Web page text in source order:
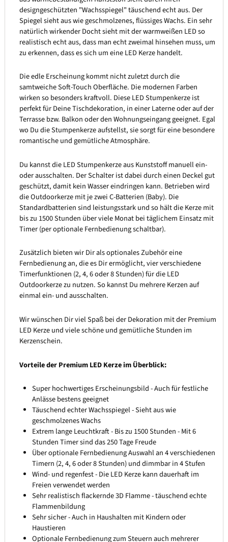
designgeschützten "Wachsspiegel" täuschend echt aus. Der
Spiegel sieht aus wie geschmolzenes, flüssiges Wachs. Ein sehr
natürlich wirkender Docht sieht mit der warmweißen LED so
realistisch echt aus, dass man echt zweimal hinsehen muss, um
zu erkennen, dass es sich um eine LED Kerze handelt.
Die edle Erscheinung kommt nicht zuletzt durch die
samtweiche Soft-Touch Oberfläche. Die modernen Farben
wirken so besonders kraftvoll. Diese LED Stumpenkerze ist
perfekt für Deine Tischdekoration, in einer Laterne oder auf der
Terrasse bzw. Balkon oder den Wohnungseingang geeignet. Egal
wo Du die Stumpenkerze aufstellst, sie sorgt für eine besondere
romantische und gemütliche Atmosphäre.
Du kannst die LED Stumpenkerze aus Kunststoff manuell ein-
oder ausschalten. Der Schalter ist dabei durch einen Deckel gut
geschützt, damit kein Wasser eindringen kann. Betrieben wird
die Outdoorkerze mit je zwei C-Batterien (Baby). Die
Standardbatterien sind leistungsstark und so hält die Kerze mit
bis zu 1500 Stunden über viele Monat bei täglichem Einsatz mit
Timer (per optionale Fernbedienung schaltbar).
Zusätzlich bieten wir Dir als optionales Zubehör eine
Fernbedienung an, die es Dir ermöglicht, vier verschiedene
Timerfunktionen (2, 4, 6 oder 8 Stunden) für die LED
Outdoorkerze zu nutzen. So kannst Du mehrere Kerzen auf
einmal ein- und ausschalten.
Wir wünschen Dir viel Spaß bei der Dekoration mit der Premium
LED Kerze und viele schöne und gemütliche Stunden im
Kerzenschein.
Vorteile der Premium LED Kerze im Überblick:
Super hochwertiges Erscheinungsbild - Auch für festliche
Anlässe bestens geeignet
Täuschend echter Wachsspiegel - Sieht aus wie
geschmolzenes Wachs
Extrem lange Leuchtkraft - Bis zu 1500 Stunden - Mit 6
Stunden Timer sind das 250 Tage Freude
Über optionale Fernbedienung Auswahl an 4 verschiedenen
Timern (2, 4, 6 oder 8 Stunden) und dimmbar in 4 Stufen
Wind- und regenfest - Die LED Kerze kann dauerhaft im
Freien verwendet werden
Sehr realistisch flackernde 3D Flamme - täuschend echte
Flammenbildung
Sehr sicher - Auch in Haushalten mit Kindern oder
Haustieren
Optionale Fernbedienung zum Steuern auch mehrerer